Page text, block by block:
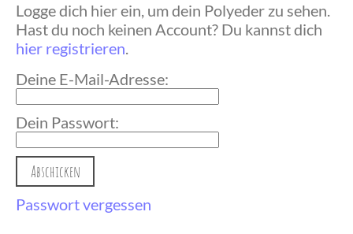
Logge dich hier ein, um dein Polyeder zu sehen.
Hast du noch keinen Account? Du kannst dich
hier registrieren.
Deine E-Mail-Adresse:
Dein Passwort:
Passwort vergessen